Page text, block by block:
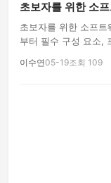
초보자를 위한 소
초보자를 위한 소프
부터 필수 구성 요소,
이수연05-19조회 109